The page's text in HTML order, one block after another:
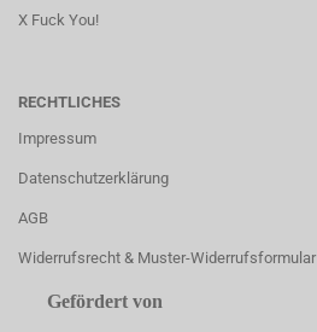
X Fuck You!
RECHTLICHES
Impressum
Datenschutzerklärung
AGB
Widerrufsrecht & Muster-Widerrufsformular
Gefördert von